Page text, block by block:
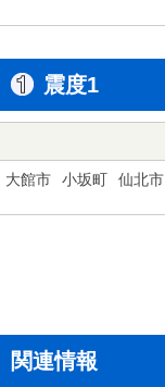
震度1
大館市 小坂町 仙北市
関連情報